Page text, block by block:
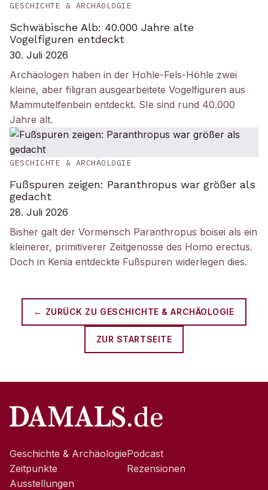
GESCHICHTE & ARCHÄOLOGIE
Schwäbische Alb: 40.000 Jahre alte
Vogelfiguren entdeckt
30. Juli 2026
Archäologen haben in der Hohle-Fels-Höhle zwei
kleine, aber filigran ausgearbeitete Vogelfiguren aus
Mammutelfenbein entdeckt. SIe sind rund 40.000
Jahre alt.
GESCHICHTE & ARCHÄOLOGIE
Fußspuren zeigen: Paranthropus war größer als
gedacht
28. Juli 2026
Bisher galt der Vormensch Paranthropus boisei als ein
kleinerer, primitiverer Zeitgenosse des Homo erectus.
Doch in Kenia entdeckte Fußspuren widerlegen dies.
← ZURÜCK ZU GESCHICHTE & ARCHÄOLOGIE
ZUR STARTSEITE
Geschichte & Archäologie
Zeitpunkte
Ausstellungen
Podcast
Rezensionen